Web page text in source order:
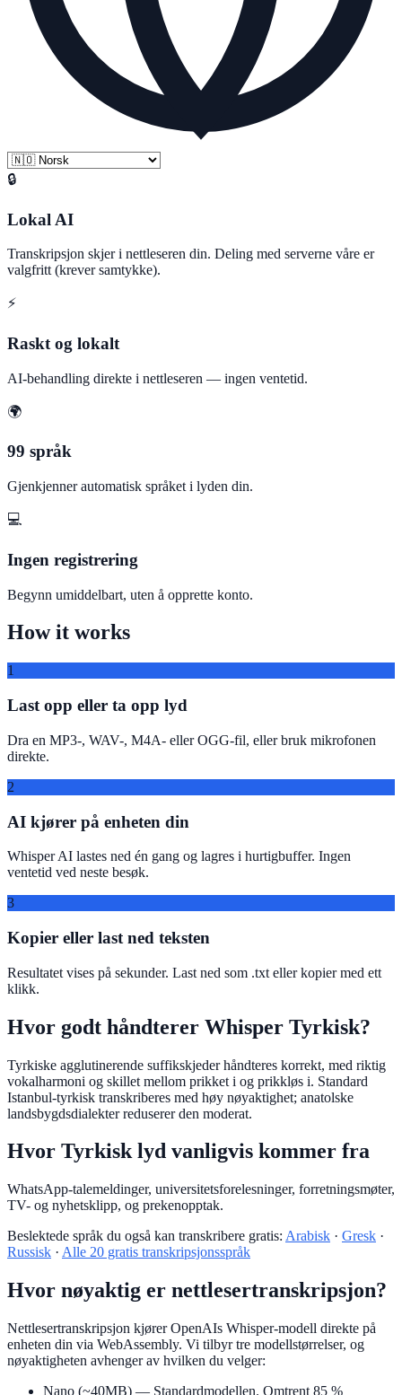
🔒
Lokal AI
Transkripsjon skjer i nettleseren din. Deling med serverne våre er
valgfritt (krever samtykke).
⚡
Raskt og lokalt
AI-behandling direkte i nettleseren — ingen ventetid.
🌍
99 språk
Gjenkjenner automatisk språket i lyden din.
💻
Ingen registrering
Begynn umiddelbart, uten å opprette konto.
How it works
1
Last opp eller ta opp lyd
Dra en MP3-, WAV-, M4A- eller OGG-fil, eller bruk mikrofonen
direkte.
2
AI kjører på enheten din
Whisper AI lastes ned én gang og lagres i hurtigbuffer. Ingen
ventetid ved neste besøk.
3
Kopier eller last ned teksten
Resultatet vises på sekunder. Last ned som .txt eller kopier med ett
klikk.
Hvor godt håndterer Whisper Tyrkisk?
Tyrkiske agglutinerende suffikskjeder håndteres korrekt, med riktig
vokalharmoni og skillet mellom prikket i og prikkløs i. Standard
Istanbul-tyrkisk transkriberes med høy nøyaktighet; anatolske
landsbygdsdialekter reduserer den moderat.
Hvor Tyrkisk lyd vanligvis kommer fra
WhatsApp-talemeldinger, universitetsforelesninger, forretningsmøter,
TV- og nyhetsklipp, og prekenopptak.
Beslektede språk du også kan transkribere gratis: Arabisk · Gresk ·
Russisk · Alle 20 gratis transkripsjonsspråk
Hvor nøyaktig er nettlesertranskripsjon?
Nettlesertranskripsjon kjører OpenAIs Whisper-modell direkte på
enheten din via WebAssembly. Vi tilbyr tre modellstørrelser, og
nøyaktigheten avhenger av hvilken du velger:
Nano (~40MB) — Standardmodellen. Omtrent 85 %